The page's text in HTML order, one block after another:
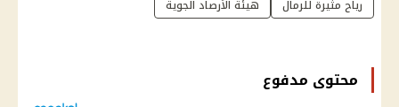
رياح مثيرة للرمال
هيئة الأرصاد الجوية
محتوى مدفوع